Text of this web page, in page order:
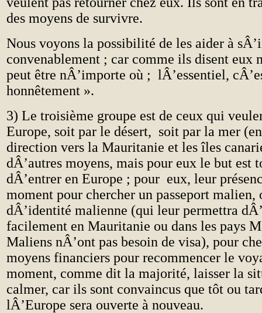
des moyens de survivre.
Nous voyons la possibilité de les aider à
convenablement ; car comme ils disent eux
peut être nÂ’importe où ; lÂ’essentiel,
honnêtement ».
3) Le troisième groupe est de ceux qui
Europe, soit par le désert, soit par la mer
direction vers la Mauritanie et les îles
dÂ’autres moyens, mais pour eux le but est
dÂ’entrer en Europe ; pour eux, leur
moment pour chercher un passeport malien,
dÂ’identité malienne (qui leur permettra
facilement en Mauritanie ou dans les pays
Maliens nÂ’ont pas besoin de visa), pour
moyens financiers pour recommencer le
moment, comme dit la majorité, laisser la
calmer, car ils sont convaincus que tôt ou
lÂ’Europe sera ouverte à nouveau.